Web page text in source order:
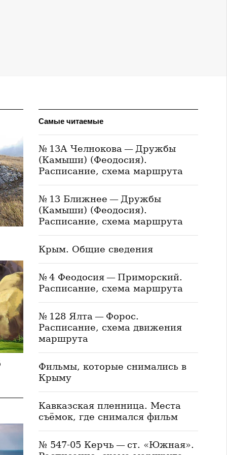
Самые читаемые
№ 13А Челнокова — Дружбы
(Камыши) (Феодосия).
Расписание, схема маршрута
№ 13 Ближнее — Дружбы
(Камыши) (Феодосия).
Расписание, схема маршрута
Крым. Общие сведения
№ 4 Феодосия — Приморский.
Расписание, схема маршрута
№ 128 Ялта — Форос.
Расписание, схема движения
маршрута
Фильмы, которые снимались в
Крыму
Кавказская пленница. Места
съёмок, где снимался фильм
№ 547-05 Керчь — ст. «Южная».